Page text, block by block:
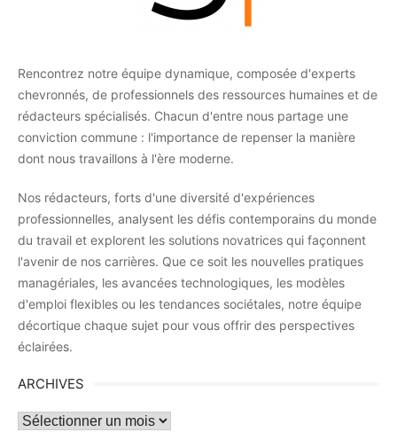
Rencontrez notre équipe dynamique, composée d'experts
chevronnés, de professionnels des ressources humaines et de
rédacteurs spécialisés. Chacun d'entre nous partage une
conviction commune : l'importance de repenser la manière
dont nous travaillons à l'ère moderne.
Nos rédacteurs, forts d'une diversité d'expériences
professionnelles, analysent les défis contemporains du monde
du travail et explorent les solutions novatrices qui façonnent
l'avenir de nos carrières. Que ce soit les nouvelles pratiques
managériales, les avancées technologiques, les modèles
d'emploi flexibles ou les tendances sociétales, notre équipe
décortique chaque sujet pour vous offrir des perspectives
éclairées.
ARCHIVES
Archives